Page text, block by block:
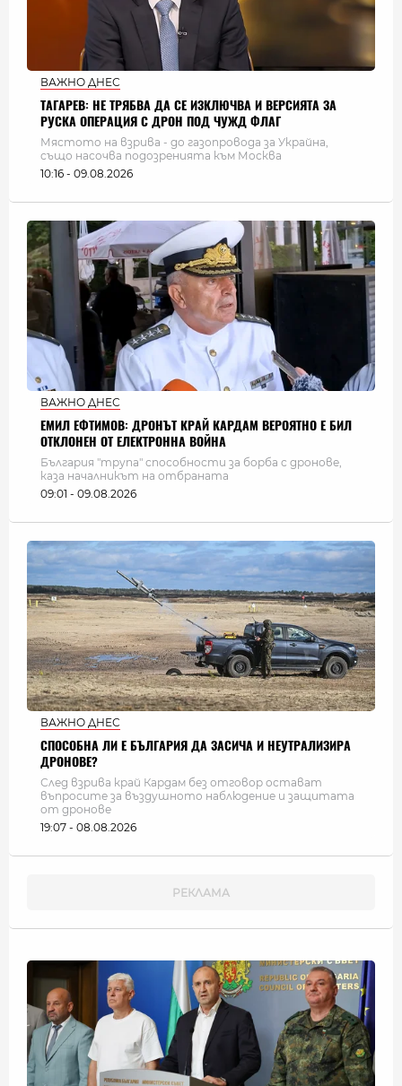
ВАЖНО ДНЕС
ТАГАРЕВ: НЕ ТРЯБВА ДА СЕ ИЗКЛЮЧВА И ВЕРСИЯТА ЗА
РУСКА ОПЕРАЦИЯ С ДРОН ПОД ЧУЖД ФЛАГ
Мястото на взрива - до газопровода за Украйна,
също насочва подозренията към Москва
10:16 - 09.08.2026
ВАЖНО ДНЕС
ЕМИЛ ЕФТИМОВ: ДРОНЪТ КРАЙ КАРДАМ ВЕРОЯТНО Е БИЛ
ОТКЛОНЕН ОТ ЕЛЕКТРОННА ВОЙНА
България "трупа" способности за борба с дронове,
каза началникът на отбраната
09:01 - 09.08.2026
ВАЖНО ДНЕС
СПОСОБНА ЛИ Е БЪЛГАРИЯ ДА ЗАСИЧА И НЕУТРАЛИЗИРА
ДРОНОВЕ?
След взрива край Кардам без отговор остават
въпросите за въздушното наблюдение и защитата
от дронове
19:07 - 08.08.2026